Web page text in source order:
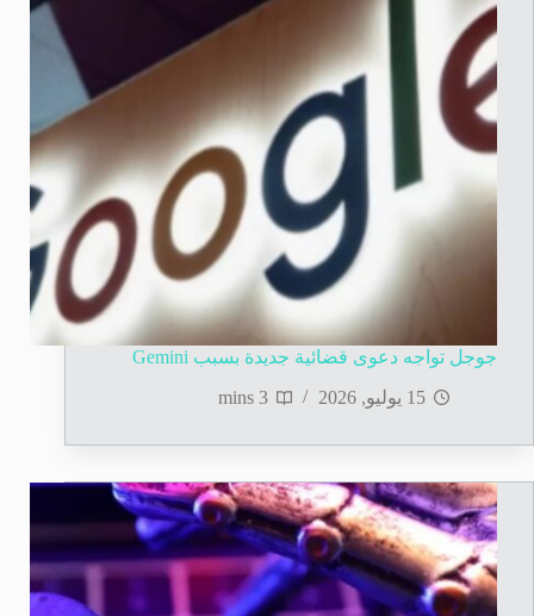
جوجل تواجه دعوى قضائية جديدة بسبب Gemini
15 يوليو, 2026
3 mins